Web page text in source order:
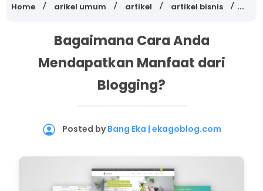
Home arikel umum artikel artikel bisnis blog
Bagaimana Cara Anda
Mendapatkan Manfaat dari
Blogging?
Posted byBang Eka | ekagoblog.com